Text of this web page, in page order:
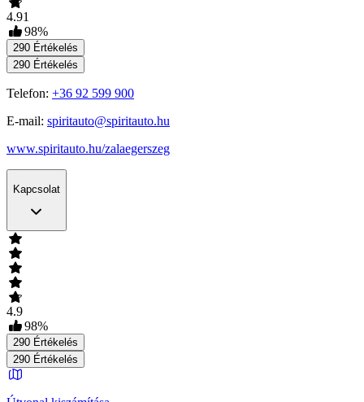
4.91
98%
290 Értékelés
290 Értékelés
Telefon: +36 92 599 900
E-mail: spiritauto@spiritauto.hu
www.spiritauto.hu/zalaegerszeg
Kapcsolat
4.9
98%
290 Értékelés
290 Értékelés